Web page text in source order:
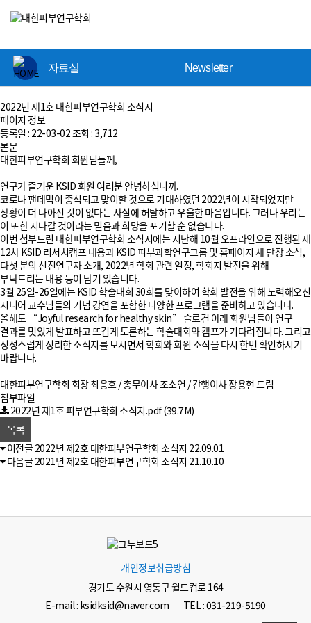
자료실 Newsletter
2022년 제1호 대한피부연구학회 소식지
페이지 정보
등록일 : 22-03-02조회 :3,712
본문
대한피부연구학회 회원님들께,
연구가 즐거운 KSID 회원 여러분 안녕하십니까.
코로나 팬데믹이 종식되고 맞이할 것으로 기대하였던 2022년이 시작되었지만
상황이 더 나아진 것이 없다는 사실에 허탈하고 우울한 마음입니다. 그러나 우리는
이 또한 지나갈 것이라는 믿음과 희망을 포기할 순 없습니다.
이번 첨부드린 대한피부연구학회 소식지에는 지난해 10월 오프라인으로 진행된 제
12차 KSID 리서치캠프 내용과 KSID 피부과학연구그룹 및 홈페이지 새 단장 소식,
다섯 분의 신진연구자 소개, 2022년 학회 관련 일정, 학회지 발전을 위해
부탁드리는 내용 등이 담겨 있습니다.
3월 25일-26일에는 KSID 학술대회 30회를 맞이하여 학회 발전을 위해 노력해오신
시니어 교수님들의 기념 강연을 포함한 다양한 프로그램을 준비하고 있습니다.
올해도 “Joyful research for healthy skin” 슬로건 아래 회원님들이 연구
결과를 멋있게 발표하고 뜨겁게 토론하는 학술대회와 캠프가 기다려집니다. 그리고
정성스럽게 정리한 소식지를 보시면서 학회와 회원 소식을 다시 한번 확인하시기
바랍니다.
대한피부연구학회 회장 최응호 / 총무이사 조소연 / 간행이사 장용현 드림
첨부파일
2022년 제1호 피부연구학회 소식지.pdf(39.7M)
목록
이전글2022년 제2호 대한피부연구학회 소식지 22.09.01
다음글2021년 제2호 대한피부연구학회 소식지 21.10.10
개인정보취급방침
경기도 수원시 영통구 월드컵로 164
E-mail : ksidksid@naver.com
TEL : 031-219-5190